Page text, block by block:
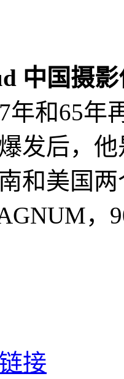
中国摄
年和65年
发后，
和美国
，
接